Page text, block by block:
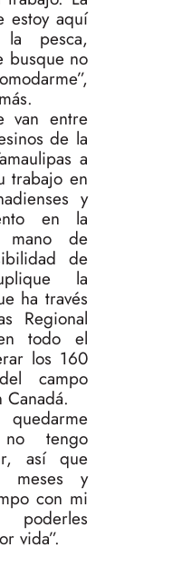
estoy aquí
pesca,
busque no
van entre
de la
a
trabajo en
y
en la
mano de
de
la
ha través
Regional
todo el
los 160
campo
tengo
así que
meses y
con mi
vida”.